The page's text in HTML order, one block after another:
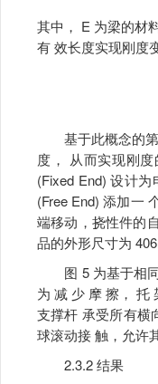
其中， E 为梁的材
有 效长度实现刚度
基于此概念的第
度， 从而实现刚
(Fixed End) 设计
(Free End) 添加一
端移动，挠性件的
品的外形尺寸为
图 5 为基于相同
为 减 少 摩 擦， 托
支撑杆 承受所有横
球滚动接 触，允许
2.3.2 结果